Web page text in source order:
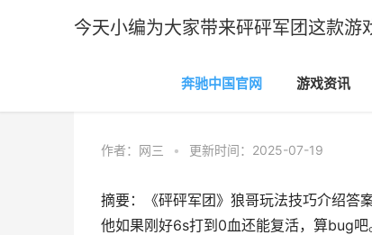
今天小编为大家带来砰砰军团这款
奔驰中国官网 游戏资讯
奔驰中国官网>游戏资讯
作者： 网三 • 更新时间：2025-07-19
摘要：《砰砰军团》狼哥玩法技巧介绍答
他如果刚好6s打到0血还能复活，算bug